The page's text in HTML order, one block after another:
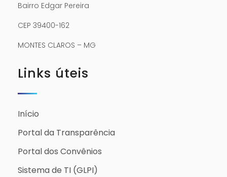
Bairro Edgar Pereira
CEP 39400-162
MONTES CLAROS – MG
Links úteis
Início
Portal da Transparência
Portal dos Convênios
Sistema de TI (GLPI)